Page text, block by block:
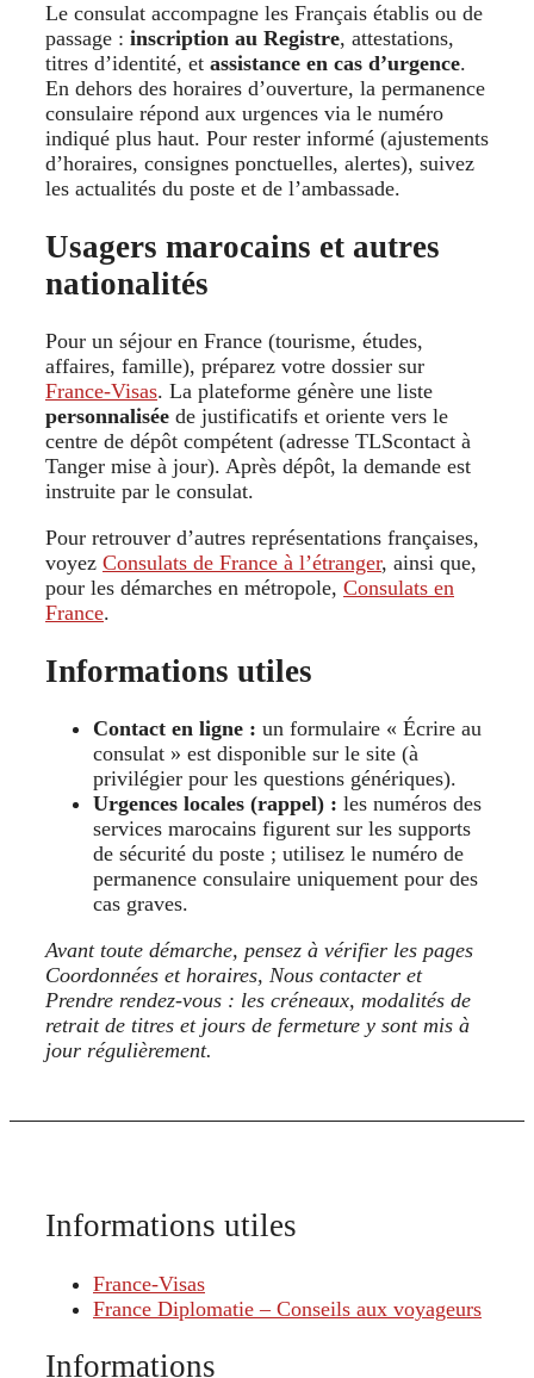
Le consulat accompagne les Français établis ou de
passage : inscription au Registre, attestations,
titres d’identité, et assistance en cas d’urgence.
En dehors des horaires d’ouverture, la permanence
consulaire répond aux urgences via le numéro
indiqué plus haut. Pour rester informé (ajustements
d’horaires, consignes ponctuelles, alertes), suivez
les actualités du poste et de l’ambassade.
Usagers marocains et autres
nationalités
Pour un séjour en France (tourisme, études,
affaires, famille), préparez votre dossier sur
France-Visas. La plateforme génère une liste
personnalisée de justificatifs et oriente vers le
centre de dépôt compétent (adresse TLScontact à
Tanger mise à jour). Après dépôt, la demande est
instruite par le consulat.
Pour retrouver d’autres représentations françaises,
voyez Consulats de France à l’étranger, ainsi que,
pour les démarches en métropole, Consulats en
France.
Informations utiles
Contact en ligne : un formulaire « Écrire au
consulat » est disponible sur le site (à
privilégier pour les questions génériques).
Urgences locales (rappel) : les numéros des
services marocains figurent sur les supports
de sécurité du poste ; utilisez le numéro de
permanence consulaire uniquement pour des
cas graves.
Avant toute démarche, pensez à vérifier les pages
Coordonnées et horaires, Nous contacter et
Prendre rendez-vous : les créneaux, modalités de
retrait de titres et jours de fermeture y sont mis à
jour régulièrement.
Informations utiles
France-Visas
France Diplomatie – Conseils aux voyageurs
Informations